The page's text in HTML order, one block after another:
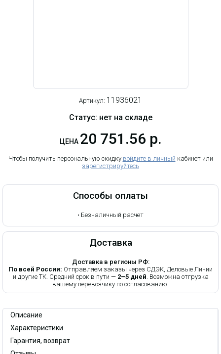
Артикул: 11936021
Статус: нет на складе
ЦЕНА 20 751.56 р.
Чтобы получить персональную скидку войдите в личный кабинет или
зарегистрируйтесь
Способы оплаты
• Безналичный расчет
Доставка
Доставка в регионы РФ:
По всей России: Отправляем заказы через СДЭК, Деловые Линии
и другие ТК. Средний срок в пути — 2–5 дней. Возможна отгрузка
вашему перевозчику по согласованию.
Описание
Характеристики
Гарантия, возврат